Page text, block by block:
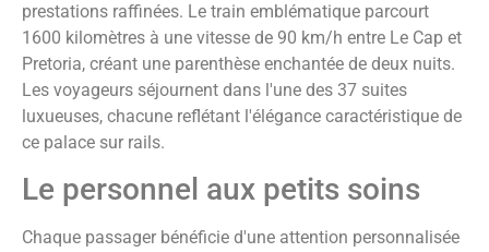
prestations raffinées. Le train emblématique parcourt
1600 kilomètres à une vitesse de 90 km/h entre Le Cap et
Pretoria, créant une parenthèse enchantée de deux nuits.
Les voyageurs séjournent dans l'une des 37 suites
luxueuses, chacune reflétant l'élégance caractéristique de
ce palace sur rails.
Le personnel aux petits soins
Chaque passager bénéficie d'une attention personnalisée